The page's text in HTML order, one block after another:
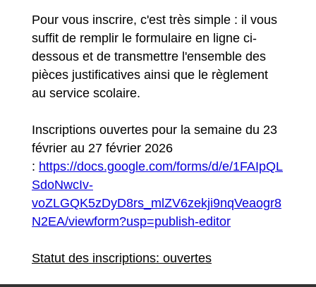
Pour vous inscrire, c'est très simple : il vous
suffit de remplir le formulaire en ligne ci-
dessous et de transmettre l'ensemble des
pièces justificatives ainsi que le règlement
au service scolaire.
Inscriptions ouvertes pour la semaine du 23
février au 27 février 2026
: https://docs.google.com/forms/d/e/1FAIpQL
SdoNwcIv-
voZLGQK5zDyD8rs_mlZV6zekji9nqVeaogr8
N2EA/viewform?usp=publish-editor
Statut des inscriptions: ouvertes